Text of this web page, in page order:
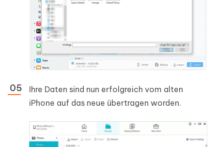
Ihre Daten sind nun erfolgreich vom alten
iPhone auf das neue übertragen worden.